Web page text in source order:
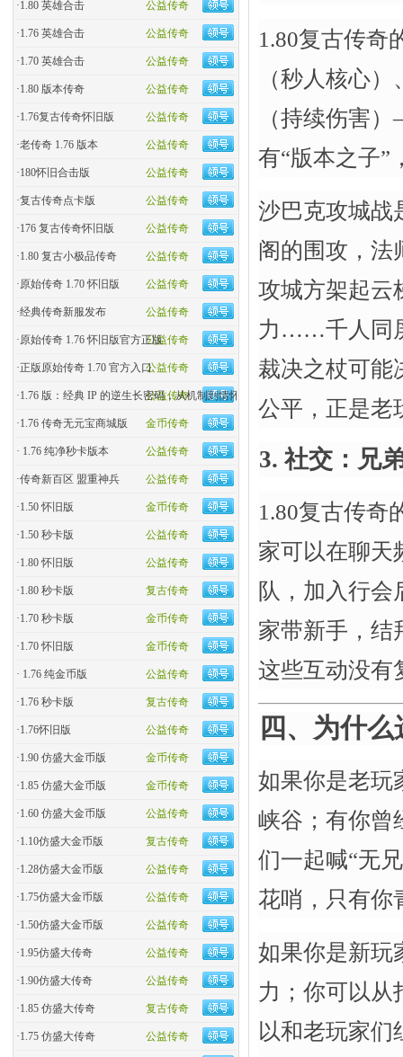
公益传奇
·1.80 英雄合击
公益传奇
·1.76 英雄合击
公益传奇
·1.70 英雄合击
公益传奇
·1.80 版本传奇
公益传奇
·1.76复古传奇怀旧版
公益传奇
·老传奇 1.76 版本
公益传奇
·180怀旧合击版
公益传奇
·复古传奇点卡版
公益传奇
·176 复古传奇怀旧版
公益传奇
·1.80 复古小极品传奇
公益传奇
·原始传奇 1.70 怀旧版
公益传奇
·经典传奇新服发布
公益传奇
·原始传奇 1.76 怀旧版官方正版
公益传奇
·正版原始传奇 1.70 官方入口
公益传奇
·1.76 版：经典 IP 的逆生长密码，从机制到情怀的全民�
金币传奇
·1.76 传奇无元宝商城版
公益传奇
· 1.76 纯净秒卡版本
公益传奇
·传奇新百区 盟重神兵
金币传奇
·1.50 怀旧版
公益传奇
·1.50 秒卡版
公益传奇
·1.80 怀旧版
复古传奇
·1.80 秒卡版
金币传奇
·1.70 秒卡版
金币传奇
·1.70 怀旧版
公益传奇
· 1.76 纯金币版
复古传奇
·1.76 秒卡版
公益传奇
·1.76怀旧版
金币传奇
·1.90 仿盛大金币版
金币传奇
·1.85 仿盛大金币版
公益传奇
·1.60 仿盛大金币版
复古传奇
·1.10仿盛大金币版
公益传奇
·1.28仿盛大金币版
公益传奇
·1.75仿盛大金币版
公益传奇
·1.50仿盛大金币版
公益传奇
·1.95仿盛大传奇
公益传奇
·1.90仿盛大传奇
复古传奇
·1.85 仿盛大传奇
公益传奇
·1.75 仿盛大传奇
1.80复古传奇
（秒人核心
（持续伤害
有“版本之子”
沙巴克攻城战
阁的围攻，法
攻城方架起云
力……千人同
裁决之杖可能
公平，正是老
3. 社交：兄
1.80复古传奇
家可以在聊天
队，加入行会
家带新手，
这些互动没有
四、为什
如果你是老玩
峡谷；有你曾
们一起喊“无
花哨，只有你
如果你是新玩
力；你可以从
以和老玩家们